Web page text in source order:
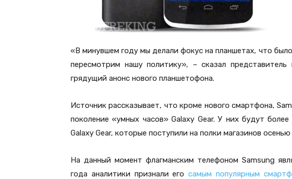
«В минувшем году мы делали фокус на планшетах, что
пересмотрим нашу политику», – сказал
грядущий анонс нового планшетофона.
Источник рассказывает, что кроме нового смартфона,
поколение «умных часов» Galaxy Gear. У них будут
Galaxy Gear, которые поступили на полки магазинов осенью
На данный момент флагманским телефоном Samsung
года аналитики признали егосамым популярным